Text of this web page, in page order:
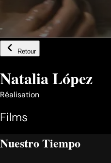
Retour
Natalia López
Réalisation
Films
Nuestro Tiempo